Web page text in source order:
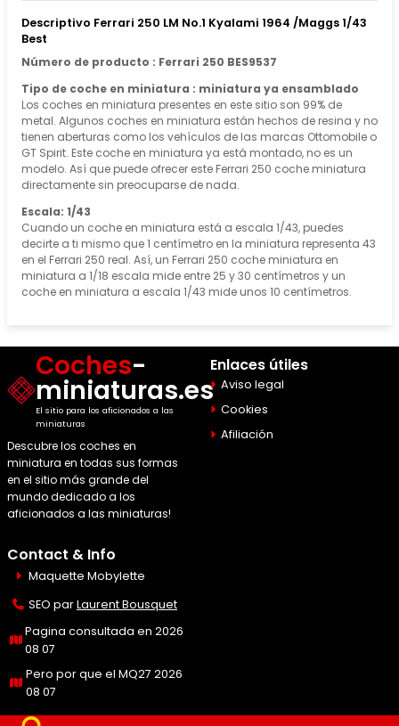
Descriptivo Ferrari 250 LM No.1 Kyalami 1964 /Maggs 1/43
Best
Número de producto : Ferrari 250 BES9537
Tipo de coche en miniatura : miniatura ya ensamblado
Los coches en miniatura presentes en este sitio son 99% de
metal. Algunos coches en miniatura están hechos de resina y no
tienen aberturas como los vehículos de las marcas Ottomobile o
GT Spirit. Este coche en miniatura ya está montado, no es un
modelo. Así que puede ofrecer este Ferrari 250 coche miniatura
directamente sin preocuparse de nada.
Escala: 1/43
Cuando un coche en miniatura está a escala 1/43, puedes
decirte a ti mismo que 1 centímetro en la miniatura representa 43
en el Ferrari 250 real. Así, un Ferrari 250 coche miniatura en
miniatura a 1/18 escala mide entre 25 y 30 centímetros y un
coche en miniatura a escala 1/43 mide unos 10 centímetros.
Coches-
miniaturas.es
El sitio para los aficionados a las
miniaturas
Descubre los coches en
miniatura en todas sus formas
en el sitio más grande del
mundo dedicado a los
aficionados a las miniaturas!
Enlaces útiles
Aviso legal
Cookies
Afiliación
Contact & Info
Maquette Mobylette
SEO parLaurent Bousquet
Pagina consultada en 2026
08 07
Pero por que el MQ27 2026
08 07